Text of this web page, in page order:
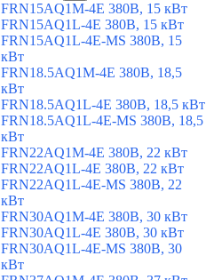
FRN15AQ1M-4E 380В, 15 кВт
FRN15AQ1L-4E 380В, 15 кВт
FRN15AQ1L-4E-MS 380В, 15
кВт
FRN18.5AQ1M-4E 380В, 18,5
кВт
FRN18.5AQ1L-4E 380В, 18,5 кВт
FRN18.5AQ1L-4E-MS 380В, 18,5
кВт
FRN22AQ1M-4E 380В, 22 кВт
FRN22AQ1L-4E 380В, 22 кВт
FRN22AQ1L-4E-MS 380В, 22
кВт
FRN30AQ1M-4E 380В, 30 кВт
FRN30AQ1L-4E 380В, 30 кВт
FRN30AQ1L-4E-MS 380В, 30
кВт